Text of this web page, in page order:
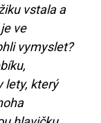
vstala a
ve
vymyslet?
lety, který